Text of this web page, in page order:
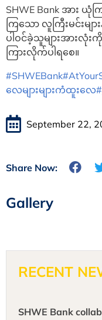
SHWE Bank အား
ကြသော လူကြီးမင်းမျ
ပါဝင်ခဲ့သူများအားလုံး
ကြားလိုက်ပါရစေ။
#SHWEBank
လေများများကံထူးလေ
September 22,
Share Now:
Gallery
RECENT
SHWE Bank